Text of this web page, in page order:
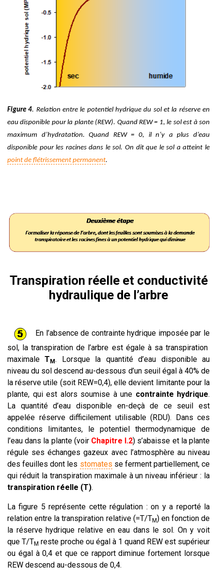
Figure 4. Relation entre le potentiel hydrique du sol et la réserve en
eau disponible pour la plante (REW). Quand REW = 1, le sol est à son
maximum d’hydratation. Quand REW = 0, il n’y a plus d’eau
disponible pour les racines dans le sol. On dit que le sol a atteint le
point de flétrissement permanent.
Transpiration réelle et conductivité
hydraulique de l’arbre
En l’absence de contrainte hydrique imposée par le
sol, la transpiration de l’arbre est égale à sa transpiration
maximaleTM. Lorsque la quantité d’eau disponible au
niveau du sol descend au-dessous d’un seuil égal à 40% de
la réserve utile (soit REW=0,4), elle devient limitante pour la
plante, qui est alors soumise à une contrainte hydrique.
La quantité d’eau disponible en-deçà de ce seuil est
appelée réserve difficilement utilisable (RDU). Dans ces
conditions limitantes, le potentiel thermodynamique de
l’eau dans la plante (voir Chapitre I.2) s’abaisse et la plante
régule ses échanges gazeux avec l’atmosphère au niveau
des feuilles dont les stomates se ferment partiellement, ce
qui réduit la transpiration maximale à un niveau inférieur : la
transpiration réelle (T).
La figure 5 représente cette régulation : on y a reporté la
relation entre la transpiration relative (=T/TM) en fonction de
la réserve hydrique relative en eau dans le sol. On y voit
que T/TM reste proche ou égal à 1 quand REW est supérieur
ou égal à 0,4 et que ce rapport diminue fortement lorsque
REW descend au-dessous de 0,4.